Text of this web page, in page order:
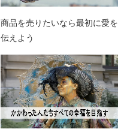
商品を売りたいなら最初に愛を
伝えよう